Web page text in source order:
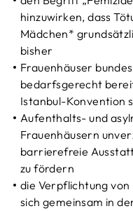
hinzuwirken, dass
Mädchen*
bisher
Frauenhäuser
bedarfsgerecht
Istanbul-Konvention
Aufenthalts- und
Frauenhäusern
barrierefreie
zu fördern
die Verpflichtung von
sich gemeinsam in